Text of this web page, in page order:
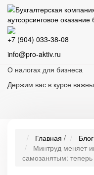
+7 (904) 033-38-08
info@pro-aktiv.ru
О налогах для бизнеса
Держим вас в курсе
Главная / Блог
Минтруд меняет
самозанятым: